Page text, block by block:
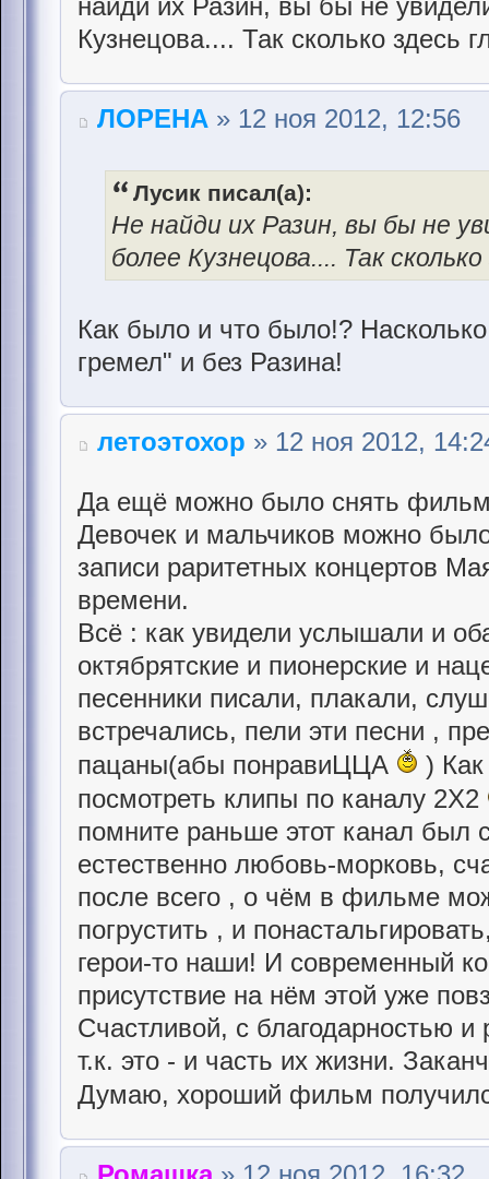
найди их Разин, вы бы не
Кузнецова.... Так сколько здесь
ЛОРЕНА » 12 ноя 2012, 12:56
Лусик писал(а):
Не найди их Разин, вы бы не
более Кузнецова.... Так
Как было и что было!?
гремел" и без Разина!
летоэтохор » 12 ноя 2012,
Да ещё можно было снять
Девочек и мальчиков можно
записи раритетных концертов
времени.
Всё : как увидели услышали и
октябрятские и пионерские и
песенники писали, плакали,
встречались, пели эти песни ,
пацаны(абы понравиЦЦА
)
посмотреть клипы по каналу 2Х2
помните раньше этот канал был
естественно любовь-морковь,
после всего , о чём в фильме
погрустить , и
герои-то наши! И современный
присутствие на нём этой уже
Счастливой, с благодарностью
т.к. это - и часть их жизни.
Думаю, хороший фильм